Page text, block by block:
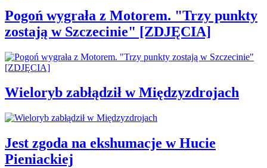
Pogoń wygrała z Motorem. "Trzy punkty
zostają w Szczecinie" [ZDJĘCIA]
Wieloryb zabłądził w Międzyzdrojach
Jest zgoda na ekshumacje w Hucie
Pieniackiej